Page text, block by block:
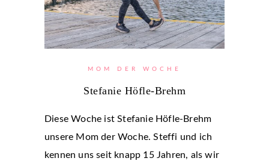
MOM DER WOCHE
Stefanie Höfle-Brehm
Diese Woche ist Stefanie Höfle-Brehm
unsere Mom der Woche. Steffi und ich
kennen uns seit knapp 15 Jahren, als wir